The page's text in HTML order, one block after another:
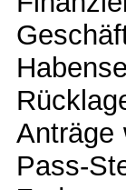
Anträge
Pass-